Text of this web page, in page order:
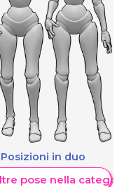
Posizioni in duo
pose nella